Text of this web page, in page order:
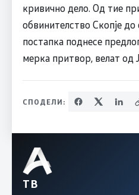
кривично дело. Од тие
обвинителство Скопје до
постапка поднесе
мерка притвор, велат од
СПОДЕЛИ:
ТВ